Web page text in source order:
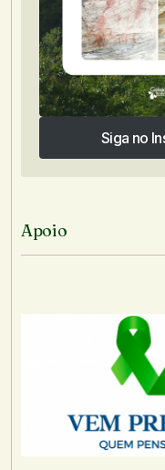
Siga no
Siga no
Apoio